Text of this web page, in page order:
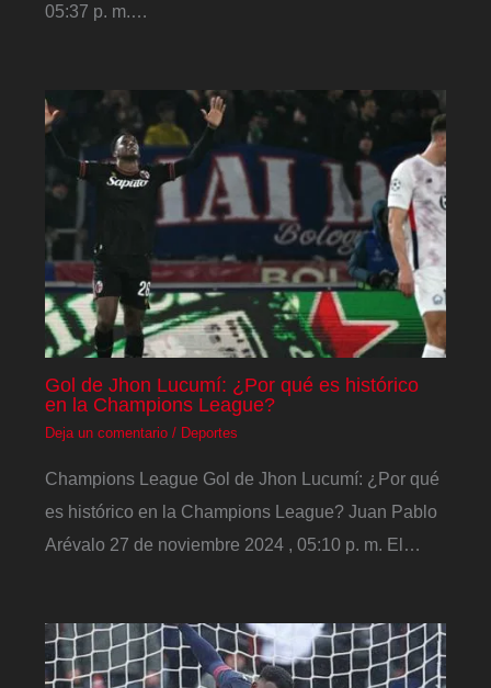
05:37 p. m.…
Gol de Jhon Lucumí: ¿Por qué es histórico
en la Champions League?
Deja un comentario / Deportes
Champions League Gol de Jhon Lucumí: ¿Por qué
es histórico en la Champions League? Juan Pablo
Arévalo 27 de noviembre 2024 , 05:10 p. m. El…